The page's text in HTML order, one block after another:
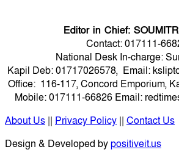
Editor in Chief:
Contact: 017111-
National Desk In-charge:
Kapil Deb: 01717026578, Email:
Office: 116-117, Concord Emporium,
Mobile: 017111-66826 Email:
About Us || Privacy Policy || Contact Us
Design & Developed bypositiveit.us